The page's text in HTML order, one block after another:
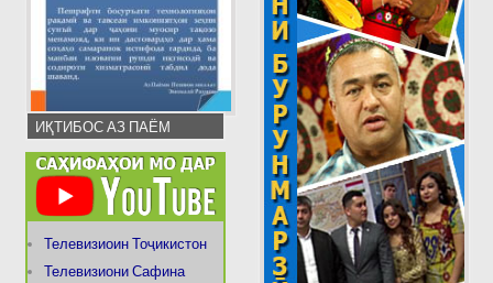
ИҚТИБОС АЗ ПАЁМ
Телевизиоин Тоҷикистон
Телевизиони Сафина